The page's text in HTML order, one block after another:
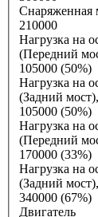
Снаряженная
210000
Нагрузка на
(Передний
105000 (50%)
Нагрузка на
(Задний
105000 (50%)
Нагрузка на
(Передний
170000 (33%)
Нагрузка на
(Задний
340000 (67%)
Двигатель